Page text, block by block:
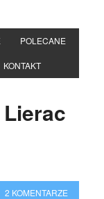
POLECANE
KONTAKT
2 KOMENTARZE